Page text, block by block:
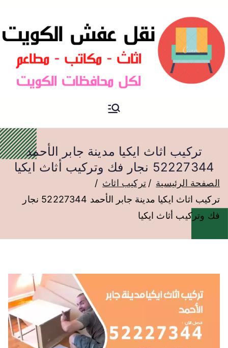
نقل عفش الكويت
تركيب اثاث ايكيا مدينة جابر الأحمد
52227344 نجار فك وتركيب أثاث ايكيا
الصفحة الرئيسية
تركيب اثاث
تركيب اثاث ايكيا مدينة جابر الأحمد 52227344 نجار
فك وتركيب أثاث ايكيا